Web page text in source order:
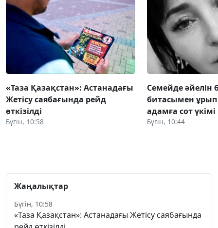
«Таза Қазақстан»: Астанадағы
Жетісу саябағында рейд
өткізілді
Бүгін, 10:58
Семейде әйелін
битасымен ұрып
адамға сот
Бүгін, 10:44
Жаңалықтар
Бүгін, 10:58
«Таза Қазақстан»: Астанадағы Жетісу саябағында